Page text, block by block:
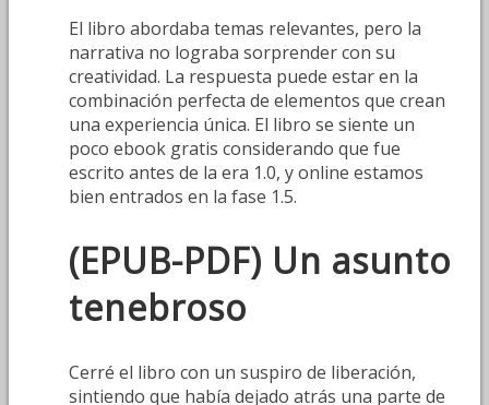
El libro abordaba temas relevantes, pero la
narrativa no lograba sorprender con su
creatividad. La respuesta puede estar en la
combinación perfecta de elementos que crean
una experiencia única. El libro se siente un
poco ebook gratis considerando que fue
escrito antes de la era 1.0, y online estamos
bien entrados en la fase 1.5.
(EPUB-PDF) Un asunto
tenebroso
Cerré el libro con un suspiro de liberación,
sintiendo que había dejado atrás una parte de